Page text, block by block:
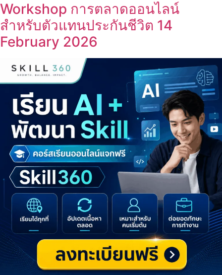
Workshop การตลาดออนไลน์
สำหรับตัวแทนประกันชีวิต 14
February 2026